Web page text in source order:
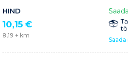
HIND
10,15 €
8,19 + km